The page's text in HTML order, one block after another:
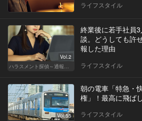
ライフスタイル
Vol.2
ハラスメント探偵～通報編～
終業後に若手社員
談。どうしても許
報した理由
ライフスタイル
Vol.55
朝の電車「特急・
権」！最高に飛ば
ライフスタイル